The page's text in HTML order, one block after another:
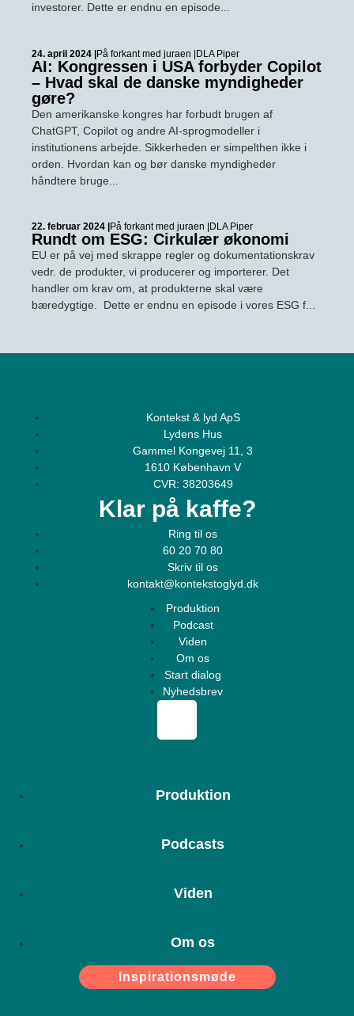
investorer. Dette er endnu en episode...
24. april 2024 |På forkant med juraen |DLA Piper
AI: Kongressen i USA forbyder Copilot
– Hvad skal de danske myndigheder
gøre?
Den amerikanske kongres har forbudt brugen af
ChatGPT, Copilot og andre AI-sprogmodeller i
institutionens arbejde. Sikkerheden er simpelthen ikke i
orden. Hvordan kan og bør danske myndigheder
håndtere bruge...
22. februar 2024 | På forkant med juraen | DLA Piper
Rundt om ESG: Cirkulær økonomi
EU er på vej med skrappe regler og dokumentationskrav
vedr. de produkter, vi producerer og importerer. Det
handler om krav om, at produkterne skal være
bæredygtige. Dette er endnu en episode i vores ESG f...
Kontekst & lyd ApS
Lydens Hus
Gammel Kongevej 11, 3
1610 København V
CVR: 38203649
Klar på kaffe?
Ring til os
60 20 70 80
Skriv til os
kontakt@kontekstoglyd.dk
Produktion
Podcast
Viden
Om os
Start dialog
Nyhedsbrev
Produktion
Podcasts
Viden
Om os
Inspirationsmøde